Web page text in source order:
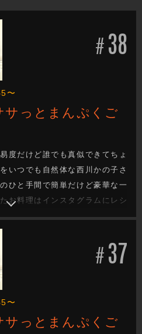
#38
〜
サっとまんぷくご
度だけど誰でも真似できてちょ
いつでも自然体な西川かの子さ
ひと手間で簡単だけど豪華な一
お料理はインスタグラムにレシ
#37
〜
サっとまんぷくご